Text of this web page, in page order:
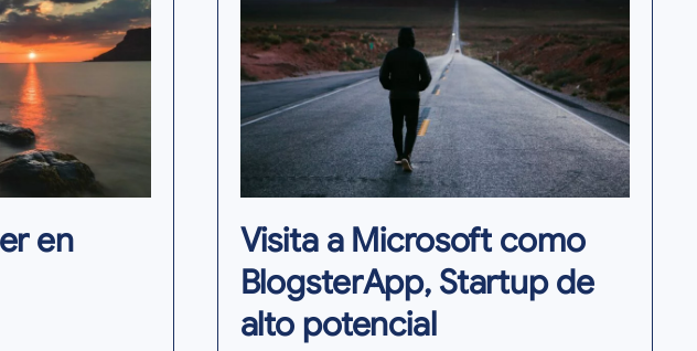
en
Visita a Microsoft como
BlogsterApp, Startup de
alto potencial